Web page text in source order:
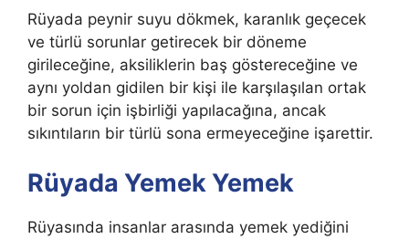
Rüyada peynir suyu dökmek, karanlık geçecek
ve türlü sorunlar getirecek bir döneme
girileceğine, aksiliklerin baş göstereceğine ve
aynı yoldan gidilen bir kişi ile karşılaşılan ortak
bir sorun için işbirliği yapılacağına, ancak
sıkıntıların bir türlü sona ermeyeceğine işarettir.
Rüyada Yemek Yemek
Rüyasında insanlar arasında yemek yediğini